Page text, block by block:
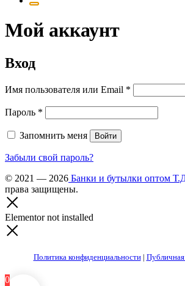
Мой аккаунт
Вход
Имя пользователя или Email *
Пароль *
Запомнить меня Войти
Забыли свой пароль?
© 2021 — 2026 Банки и бутылки оптом
права защищены.
Elementor not installed
Политика конфиденциальности|
0